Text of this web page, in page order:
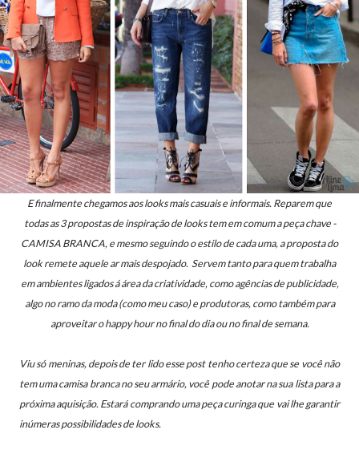
E finalmente chegamos aos looks mais casuais e informais. Reparem que
todas as 3 propostas de inspiração de looks tem em comum a peça chave -
CAMISA BRANCA, e mesmo seguindo o estilo de cada uma, a proposta do
look remete aquele ar mais despojado. Servemtanto para quem trabalha
em ambientes ligados á área da criatividade, como agências de publicidade,
algo no ramo da moda (como meu caso) e produtoras, como também para
aproveitar o happy hour no final do diaou no final de semana.
Viu só meninas, depois de ter lido esse post tenho certeza que se você não
tem uma camisa branca no seu armário, você pode anotar na sua lista para a
próxima aquisição. Estará comprando uma peça curinga que vai lhe garantir
inúmeras possibilidades de looks.